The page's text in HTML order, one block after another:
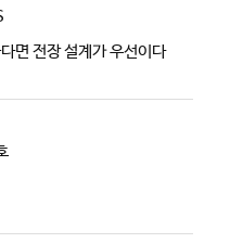
면 전장 설계가 우선이다